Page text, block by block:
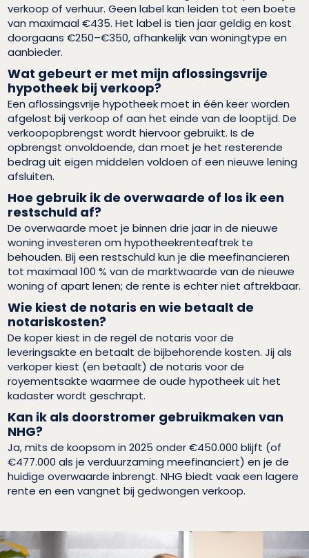
verkoop of verhuur. Geen label kan leiden tot een boete
van maximaal €435. Het label is tien jaar geldig en kost
doorgaans €250–€350, afhankelijk van woningtype en
aanbieder.
Wat gebeurt er met mijn aflossingsvrije
hypotheek bij verkoop?
Een aflossingsvrije hypotheek moet in één keer worden
afgelost bij verkoop of aan het einde van de looptijd. De
verkoopopbrengst wordt hiervoor gebruikt. Is de
opbrengst onvoldoende, dan moet je het resterende
bedrag uit eigen middelen voldoen of een nieuwe lening
afsluiten.
Hoe gebruik ik de overwaarde of los ik een
restschuld af?
De overwaarde moet je binnen drie jaar in de nieuwe
woning investeren om hypotheekrenteaftrek te
behouden. Bij een restschuld kun je die meefinancieren
tot maximaal 100 % van de marktwaarde van de nieuwe
woning of apart lenen; de rente is echter niet aftrekbaar.
Wie kiest de notaris en wie betaalt de
notariskosten?
De koper kiest in de regel de notaris voor de
leveringsakte en betaalt de bijbehorende kosten. Jij als
verkoper kiest (en betaalt) de notaris voor de
royementsakte waarmee de oude hypotheek uit het
kadaster wordt geschrapt.
Kan ik als doorstromer gebruikmaken van
NHG?
Ja, mits de koopsom in 2025 onder €450.000 blijft (of
€477.000 als je verduurzaming meefinanciert) en je de
huidige overwaarde inbrengt. NHG biedt vaak een lagere
rente en een vangnet bij gedwongen verkoop.